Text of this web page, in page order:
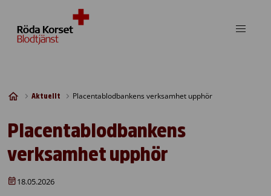
Aktuellt Placentablodbankens verksamhet upphör
Placentablodbankens
verksamhet upphör
18.05.2026